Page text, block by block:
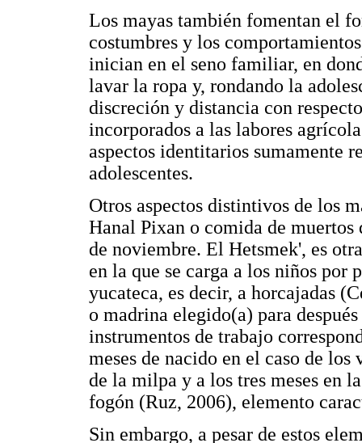
Los mayas también fomentan el
costumbres y los
inician en el seno familiar, en
lavar la ropa y, rondando la
discreción y distancia con
incorporados a las labores
aspectos identitarios sumamente
adolescentes.
Otros aspectos distintivos de los
Hanal Pixan o comida de
de noviembre. El Hetsmek', es
en la que se carga a los niños
yucateca, es decir, a horcajadas
o madrina elegido(a) para
instrumentos de trabajo
meses de nacido en el caso de
de la milpa y a los tres meses en
fogón (Ruz, 2006), elemento
Sin embargo, a pesar de estos